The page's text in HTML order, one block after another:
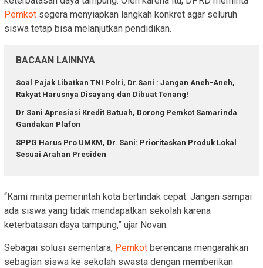
Pemkot segera menyiapkan langkah konkret agar seluruh
siswa tetap bisa melanjutkan pendidikan.
BACAAN LAINNYA
Soal Pajak Libatkan TNI Polri, Dr.Sani : Jangan Aneh-Aneh,
Rakyat Harusnya Disayang dan Dibuat Tenang!
Dr Sani Apresiasi Kredit Batuah, Dorong Pemkot Samarinda
Gandakan Plafon
SPPG Harus Pro UMKM, Dr. Sani: Prioritaskan Produk Lokal
Sesuai Arahan Presiden
“Kami minta pemerintah kota bertindak cepat. Jangan sampai
ada siswa yang tidak mendapatkan sekolah karena
keterbatasan daya tampung,” ujar Novan.
Sebagai solusi sementara, Pemkot berencana mengarahkan
sebagian siswa ke sekolah swasta dengan memberikan